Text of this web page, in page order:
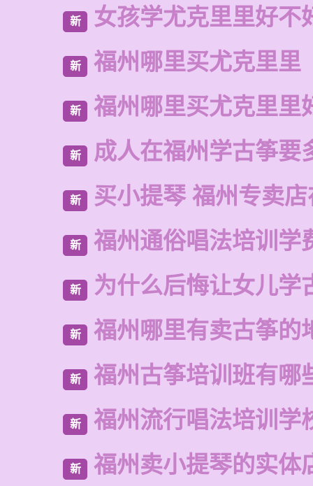
新 女孩学尤克里里好不
新 福州哪里买尤克里里
新 福州哪里买尤克里里
新 成人在福州学古筝要
新 买小提琴 福州专卖
新 福州通俗唱法培训学
新 为什么后悔让女儿学
新 福州哪里有卖古筝的
新 福州古筝培训班有哪
新 福州流行唱法培训学
新 福州卖小提琴的实体